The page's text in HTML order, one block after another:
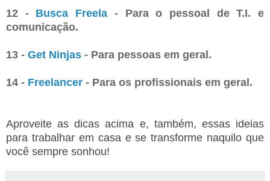
12 - Busca Freela - Para o pessoal de T.I. e
comunicação.
13 - Get Ninjas - Para pessoas em geral.
14 - Freelancer - Para os profissionais em geral.
Aproveite as dicas acima e, também, essas ideias
para trabalhar em casa e se transforme naquilo que
você sempre sonhou!